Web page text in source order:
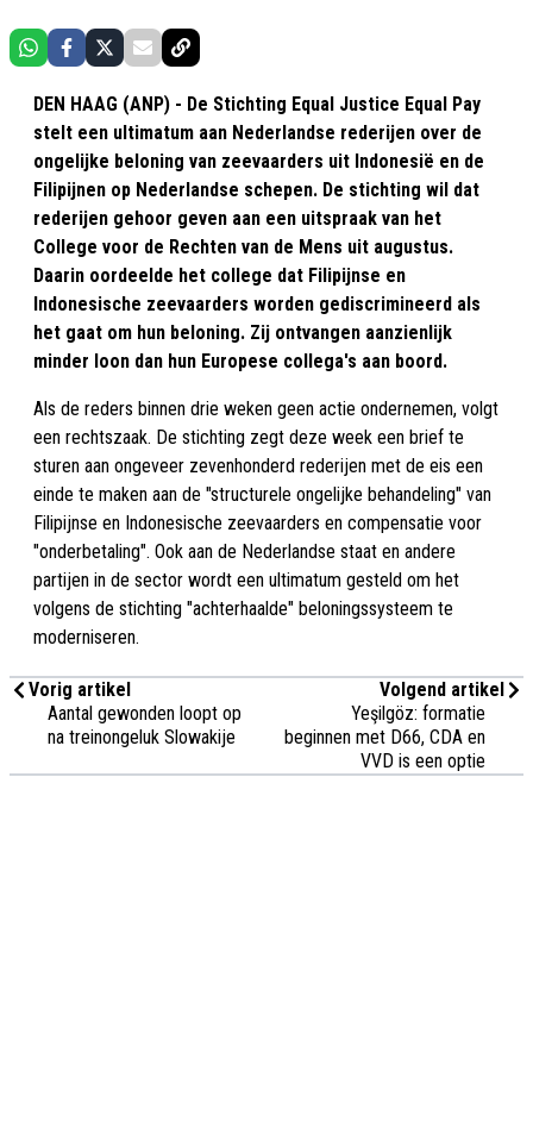
DEN HAAG (ANP) - De Stichting Equal Justice Equal Pay
stelt een ultimatum aan Nederlandse rederijen over de
ongelijke beloning van zeevaarders uit Indonesië en de
Filipijnen op Nederlandse schepen. De stichting wil dat
rederijen gehoor geven aan een uitspraak van het
College voor de Rechten van de Mens uit augustus.
Daarin oordeelde het college dat Filipijnse en
Indonesische zeevaarders worden gediscrimineerd als
het gaat om hun beloning. Zij ontvangen aanzienlijk
minder loon dan hun Europese collega's aan boord.
Als de reders binnen drie weken geen actie ondernemen, volgt
een rechtszaak. De stichting zegt deze week een brief te
sturen aan ongeveer zevenhonderd rederijen met de eis een
einde te maken aan de "structurele ongelijke behandeling" van
Filipijnse en Indonesische zeevaarders en compensatie voor
"onderbetaling". Ook aan de Nederlandse staat en andere
partijen in de sector wordt een ultimatum gesteld om het
volgens de stichting "achterhaalde" beloningssysteem te
moderniseren.
Vorig artikel
Aantal gewonden loopt op
na treinongeluk Slowakije
Volgend artikel
Yeşilgöz: formatie
beginnen met D66, CDA en
VVD is een optie